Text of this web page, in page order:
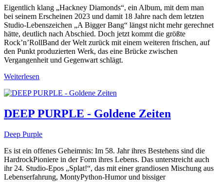
Eigentlich klang „Hackney Diamonds“, ein Album, mit dem man
bei seinem Erscheinen 2023 und damit 18 Jahre nach dem letzten
Studio-Lebenszeichen „A Bigger Bang“ längst nicht mehr gerechnet
hätte, deutlich nach Abschied. Doch jetzt kommt die größte
Rock’n’RollBand der Welt zurück mit einem weiteren frischen, auf
den Punkt produzierten Werk, das eine Brücke zwischen
Vergangenheit und Gegenwart schlägt.
Weiterlesen
DEEP PURPLE - Goldene Zeiten
Deep Purple
Es ist ein offenes Geheimnis: Im 58. Jahr ihres Bestehens sind die
HardrockPioniere in der Form ihres Lebens. Das unterstreicht auch
ihr 24. Studio-Epos „Splat!“, das mit einer grandiosen Mischung aus
Lebenserfahrung, MontyPython-Humor und bissiger